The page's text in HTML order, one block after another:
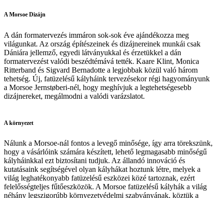
A Morsoe Dizájn
A dán formatervezés immáron sok-sok éve ajándékozza meg
világunkat. Az ország építészeinek és dizájnereinek munkái csak
Dániára jellemző, egyedi látványukkal és érzetükkel a dán
formatervezést valódi beszédtémává tették. Kaare Klint, Monica
Ritterband és Sigvard Bernadotte a legjobbak közül való három
tehetség. Új, fatüzelésű kályháink tervezésekor régi hagyományunk
a Morsoe Jernstøberi-nél, hogy meghívjuk a legtehetségesebb
dizájnereket, megálmodni a valódi varázslatot.
A környezet
Nálunk a Morsoe-nál fontos a levegő minősége, így arra törekszünk,
hogy a vásárlóink számára készített, lehető legmagasabb minőségű
kályháinkkal ezt biztosítani tudjuk. Az állandó innováció és
kutatásaink segítségével olyan kályhákat hoztunk létre, melyek a
világ leghatékonyabb fatüzelésű eszközei közé tartoznak, ezért
felelősségteljes fűtőeszközök. A Morsoe fatüzelésű kályhák a világ
néhány legszigorúbb környezetvédelmi szabványának, köztük a